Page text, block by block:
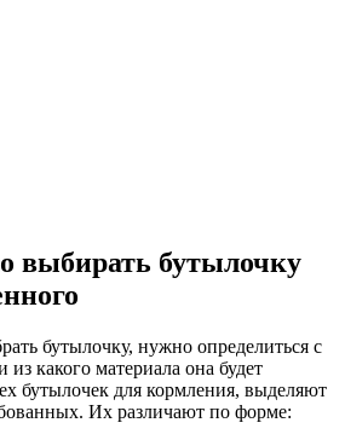
выбирать бутылочку
бутылочку, нужно определиться с
какого материала она будет
бутылочек для кормления, выделяют
Их различают по форме: